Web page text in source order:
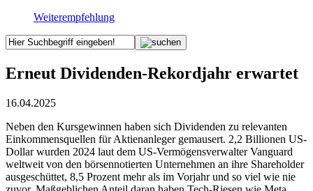
Weiterempfehlung
Erneut Dividenden-Rekordjahr erwartet
16.04.2025
Neben den Kursgewinnen haben sich Dividenden zu relevanten
Einkommensquellen für Aktienanleger gemausert. 2,2 Billionen US-
Dollar wurden 2024 laut dem US-Vermögensverwalter Vanguard
weltweit von den börsennotierten Unternehmen an ihre Shareholder
ausgeschüttet, 8,5 Prozent mehr als im Vorjahr und so viel wie nie